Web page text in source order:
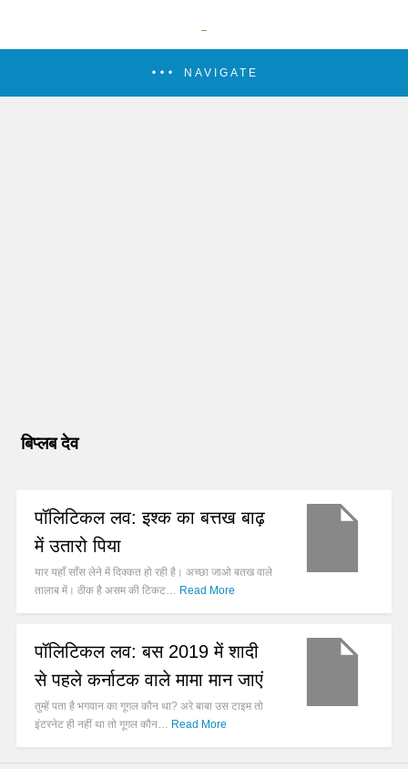
NAVIGATE
बिप्लब देव
पॉलिटिकल लव: इश्क का बत्तख बाढ़
में उतारो पिया
यार यहाँ साँस लेने में दिक्कत हो रही है। अच्छा जाओ बतख वाले
तालाब में। ठीक है असम की टिकट… Read More
पॉलिटिकल लव: बस 2019 में शादी
से पहले कर्नाटक वाले मामा मान जाएं
तुम्हें पता है भगवान का गूगल कौन था? अरे बाबा उस टाइम तो
इंटरनेट ही नहीं था तो गूगल कौन… Read More